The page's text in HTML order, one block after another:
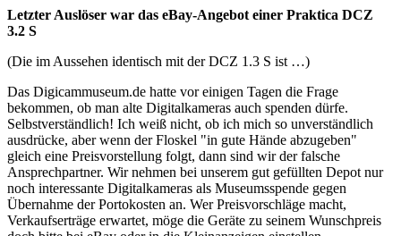
Letzter Auslöser war das eBay-Angebot einer Praktica DCZ
3.2 S
(Die im Aussehen identisch mit der DCZ 1.3 S ist …)
Das Digicammuseum.de hatte vor einigen Tagen die Frage
bekommen, ob man alte Digitalkameras auch spenden dürfe.
Selbstverständlich! Ich weiß nicht, ob ich mich so unverständlich
ausdrücke, aber wenn der Floskel "in gute Hände abzugeben"
gleich eine Preisvorstellung folgt, dann sind wir der falsche
Ansprechpartner. Wir nehmen bei unserem gut gefüllten Depot nur
noch interessante Digitalkameras als Museumsspende gegen
Übernahme der Portokosten an. Wer Preisvorschläge macht,
Verkaufserträge erwartet, möge die Geräte zu seinem Wunschpreis